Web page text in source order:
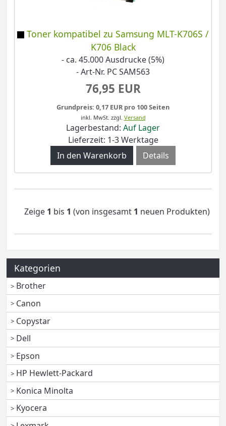
Toner kompatibel zu Samsung MLT-K706S /
K706 Black
- ca. 45.000 Ausdrucke (5%)
- Art-Nr. PC SAM563
76,95 EUR
Grundpreis: 0,17 EUR pro 100 Seiten
inkl. MwSt. zzgl. Versand
Lagerbestand: Auf Lager
Lieferzeit: 1-3 Werktage
Details
Zeige 1 bis 1 (von insgesamt 1 neuen Produkten)
Kategorien
Brother
Canon
Copystar
Dell
Epson
HP Hewlett-Packard
Konica Minolta
Kyocera